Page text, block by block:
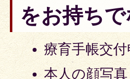
をお持ちで
療育手帳交
本人の顔写